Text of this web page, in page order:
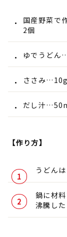
国産野菜で
2個
ゆでうどん
ささみ…10g
だし汁
【作り方】
うどん
鍋に材
沸騰し